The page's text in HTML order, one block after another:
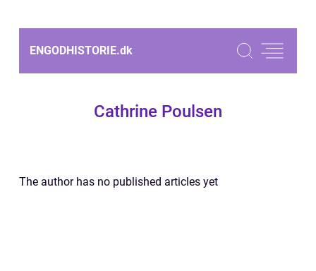
ENGODHISTORIE.dk
Cathrine Poulsen
The author has no published articles yet